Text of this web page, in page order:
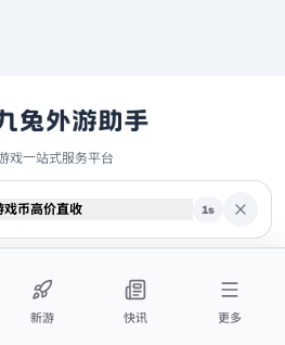
戏一站式服务平台
· 本站内容仅供参考，不构成投资建议
戏币高价直收 1s
新游 快讯 更多